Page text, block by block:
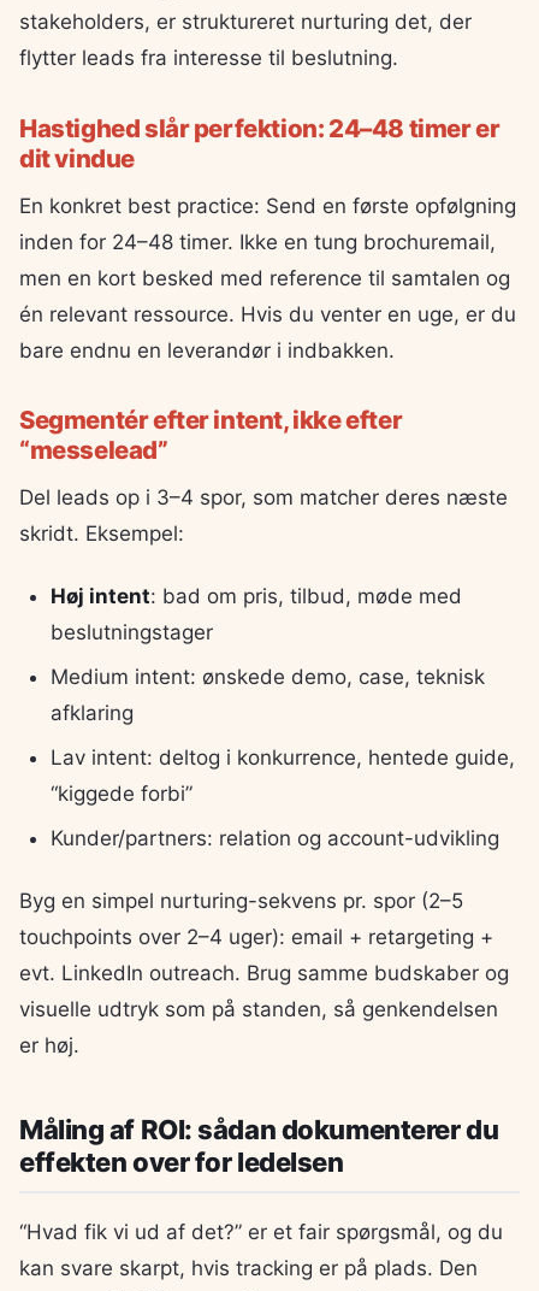
stakeholders, er struktureret nurturing det, der
flytter leads fra interesse til beslutning.
Hastighed slår perfektion: 24–48 timer er
dit vindue
En konkret best practice: Send en første opfølgning
inden for 24–48 timer. Ikke en tung brochuremail,
men en kort besked med reference til samtalen og
én relevant ressource. Hvis du venter en uge, er du
bare endnu en leverandør i indbakken.
Segmentér efter intent, ikke efter
“messelead”
Del leads op i 3–4 spor, som matcher deres næste
skridt. Eksempel:
Høj intent: bad om pris, tilbud, møde med
beslutningstager
Medium intent: ønskede demo, case, teknisk
afklaring
Lav intent: deltog i konkurrence, hentede guide,
“kiggede forbi”
Kunder/partners: relation og account-udvikling
Byg en simpel nurturing-sekvens pr. spor (2–5
touchpoints over 2–4 uger): email + retargeting +
evt. LinkedIn outreach. Brug samme budskaber og
visuelle udtryk som på standen, så genkendelsen
er høj.
Måling af ROI: sådan dokumenterer du
effekten over for ledelsen
“Hvad fik vi ud af det?” er et fair spørgsmål, og du
kan svare skarpt, hvis tracking er på plads. Den